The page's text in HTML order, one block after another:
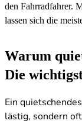
den Fahrradfahrer.
lassen sich die
Warum
Die
Ein
lästig, sondern